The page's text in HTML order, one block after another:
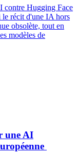
contre Hugging Face
le récit d'une IA hors
obsolète, tout en
modèles de
une AI